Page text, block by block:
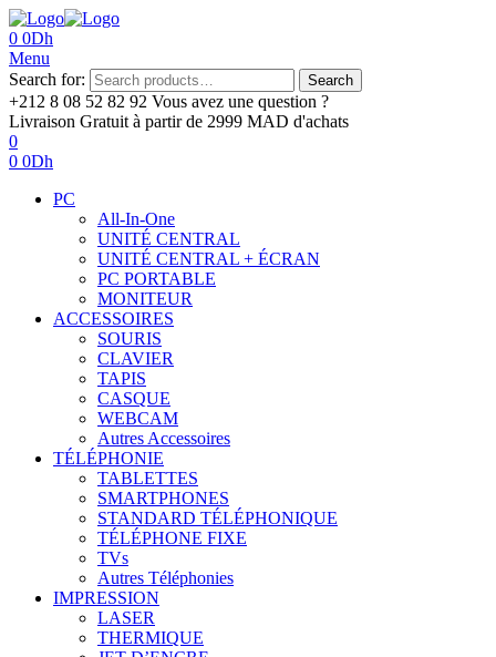
0 0Dh
Menu
Search for:
Search
+212 8 08 52 82 92‬ Vous avez une question ?
Livraison Gratuit à partir de 2999 MAD d'achats
0
0 0Dh
PC
All-In-One
UNITÉ CENTRAL
UNITÉ CENTRAL + ÉCRAN
PC PORTABLE
MONITEUR
ACCESSOIRES
SOURIS
CLAVIER
TAPIS
CASQUE
WEBCAM
Autres Accessoires
TÉLÉPHONIE
TABLETTES
SMARTPHONES
STANDARD TÉLÉPHONIQUE
TÉLÉPHONE FIXE
TVs
Autres Téléphonies
IMPRESSION
LASER
THERMIQUE